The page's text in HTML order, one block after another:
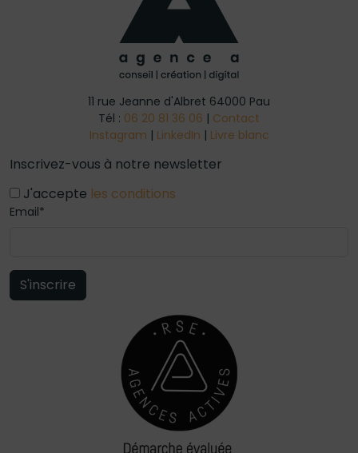
11 rue Jeanne d'Albret 64000 Pau
Tél : 06 20 81 36 06 | Contact
Instagram | LinkedIn | Livre blanc
Inscrivez-vous à notre newsletter
J'accepte les conditions
Email*